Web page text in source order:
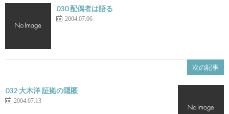
030 配偶者は語る
2004.07.06
次の記事
032 大木洋 証拠の隠匿
2004.07.13